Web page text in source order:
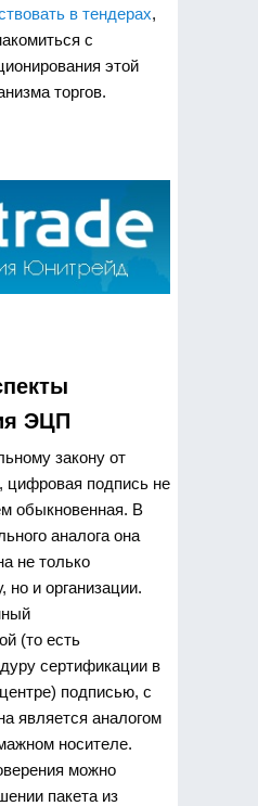
в тендерах,
с
этой
торгов.
ЭЦП
закону от
цифровая подпись не
обыкновенная. В
аналога она
не только
но и организации.
(то есть
сертификации в
подписью, с
является аналогом
носителе.
можно
пакета из